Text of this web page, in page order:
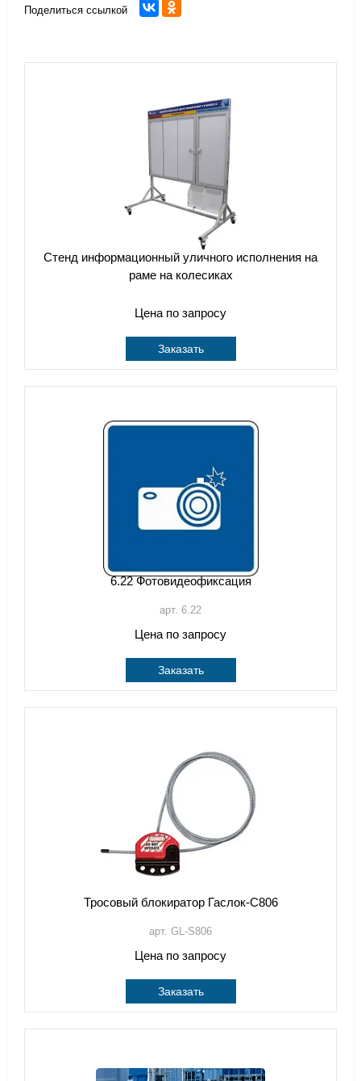
Поделиться ссылкой
Стенд информационный уличного исполнения на
раме на колесиках
Цена по запросу
Заказать
6.22 Фотовидеофиксация
арт. 6.22
Цена по запросу
Заказать
Тросовый блокиратор Гаслок-С806
арт. GL-S806
Цена по запросу
Заказать